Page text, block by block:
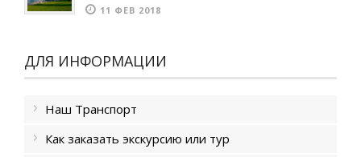
11 ФЕВ 2018
ДЛЯ ИНФОРМАЦИИ
Наш Транспорт
Как заказать экскурсию или тур